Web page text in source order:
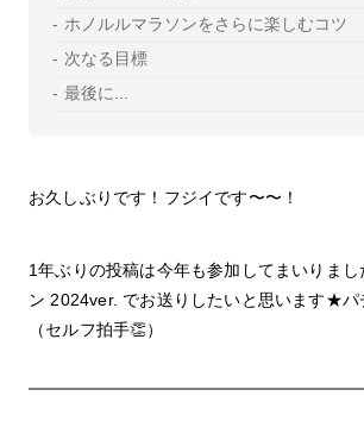
ホノルルマラソンをさらに楽しむコツ
次なる目標
最後に...
お久しぶりです！フジイです〜〜！
1年ぶりの投稿は今年も参加してまいりまし
ン 2024ver. でお送りしたいと思います★パ
（セルフ拍手👏）